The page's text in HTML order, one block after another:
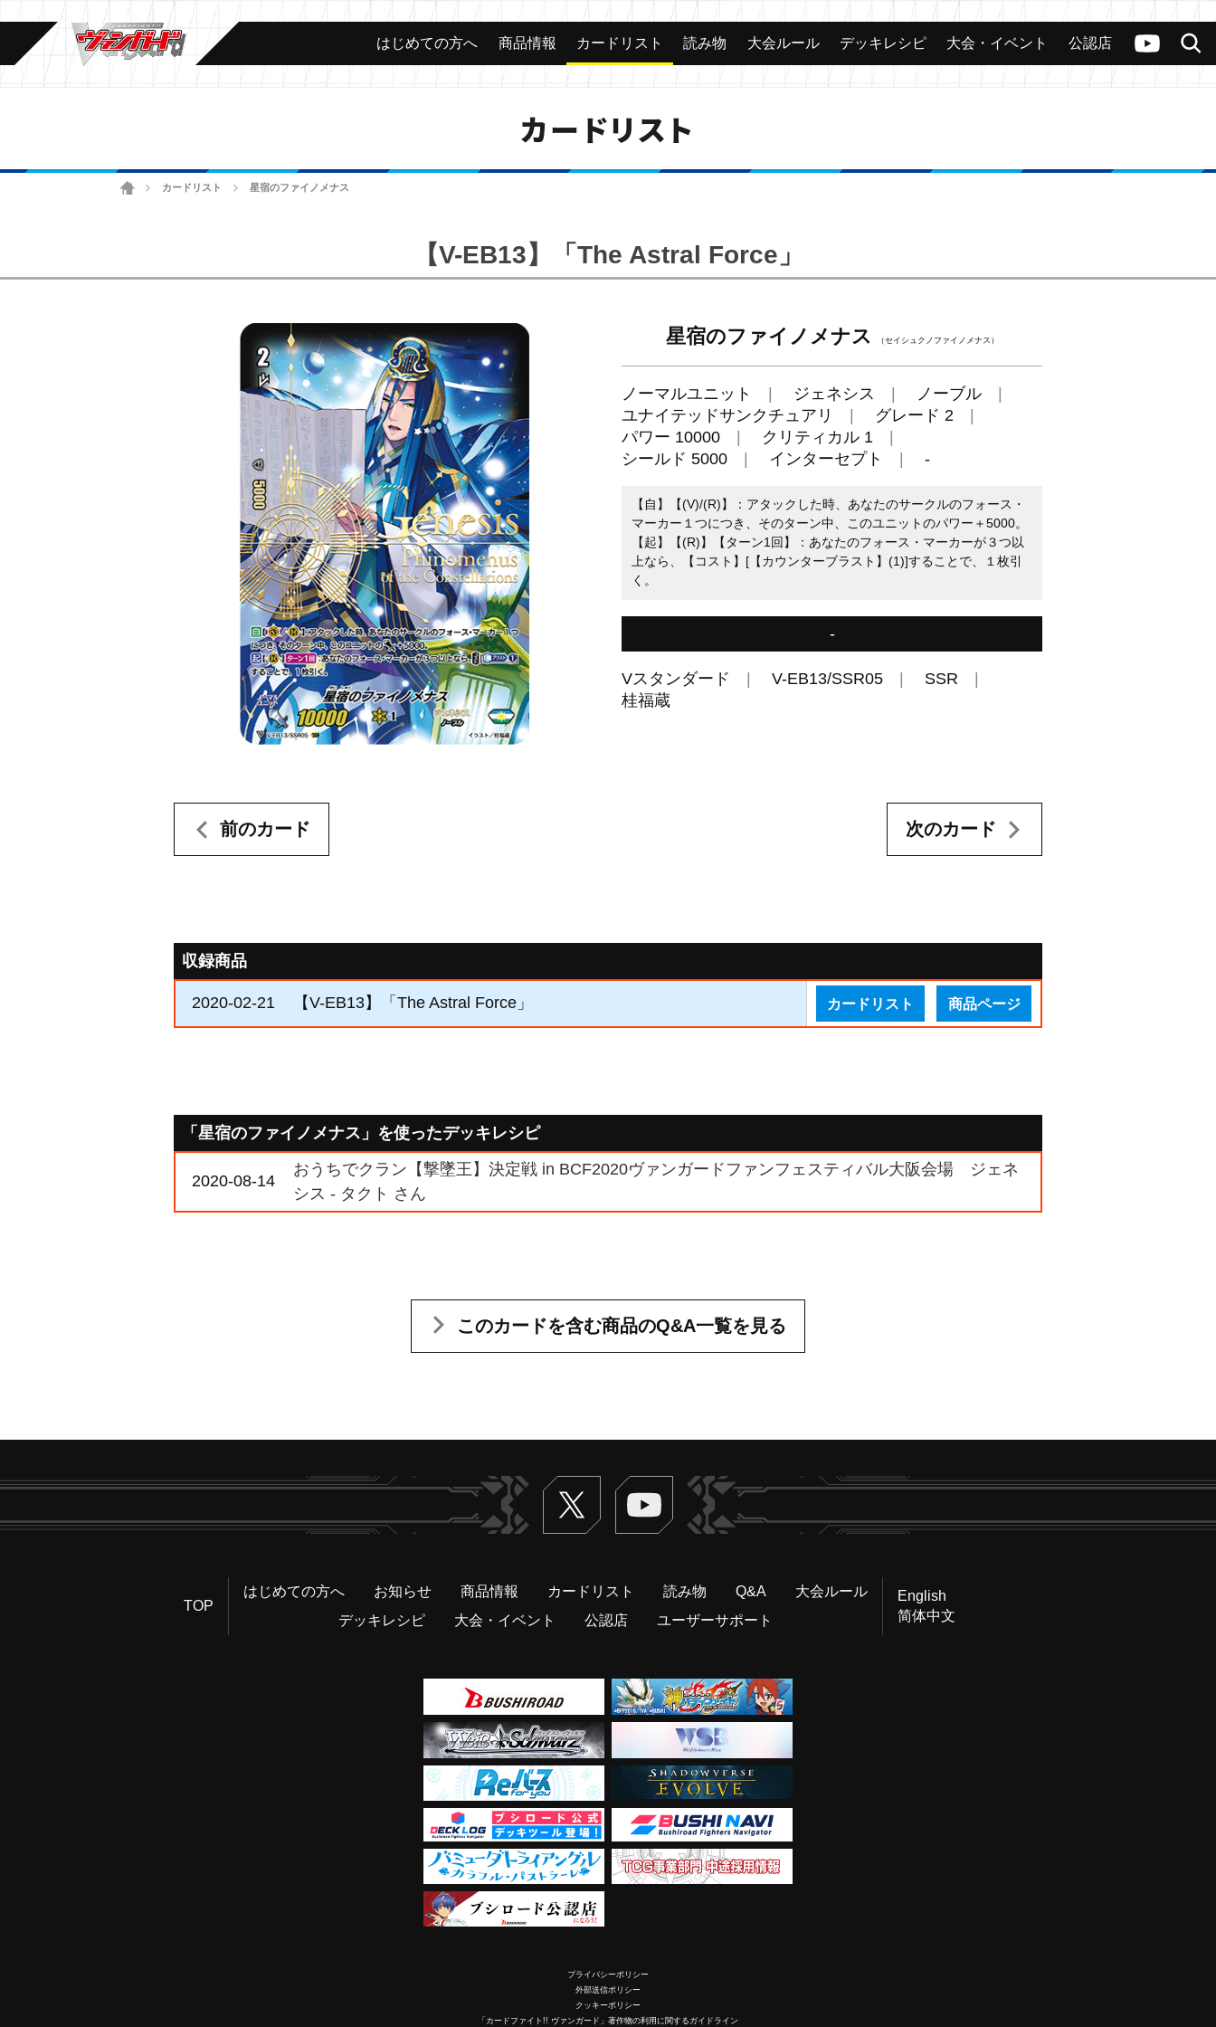
ヴァンガードch
検索
カード 大会 公認店舗 その他
はじめての方へ 商品情報 カードリスト 読み物 大会ルール デッキレシピ 大会・イベント 公認店
カードリスト
ホームカードリスト 星宿のファイノメナス
【V-EB13】「The Astral Force」
星宿のファイノメナス （セイシュクノファイノメナス）
ノーマルユニット ジェネシス
ノーブル
ユナイテッドサンクチュアリ
グレード 2
パワー 10000
クリティカル 1
シールド 5000
インターセプト -
【自】【(V)/(R)】：アタックした時、あなたのサークルのフォース・
マーカー１つにつき、そのターン中、このユニットのパワー＋5000。
【起】【(R)】【ターン1回】：あなたのフォース・マーカーが３つ以
上なら、【コスト】[【カウンターブラスト】(1)]することで、１枚引
く。
-
Vスタンダード V-EB13/SSR05
SSR
桂福蔵
前のカード 次のカード
収録商品
2020-02-21 【V-EB13】「The Astral Force」 カードリスト 商品ページ
「星宿のファイノメナス」を使ったデッキレシピ
2020-08-14
おうちでクラン【撃墜王】決定戦 in BCF2020ヴァンガードファンフェスティバル大阪会場 ジェネ
シス - タクト さん
このカードを含む商品のQ&A一覧を見る
Twitter ヴァンガードch
TOP
はじめての方へ お知らせ 商品情報 カードリスト 読み物 Q&A
大会ルール
デッキレシピ
大会・イベント 公認店 ユーザーサポート
English
简体中文
プライバシーポリシー
外部送信ポリシー
クッキーポリシー
「カードファイト!! ヴァンガード」著作物の利用に関するガイドライン